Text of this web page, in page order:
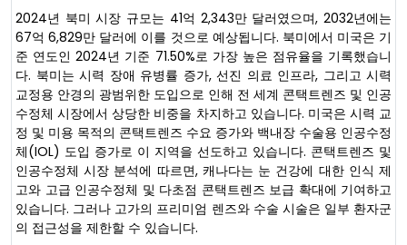
2024년 북미 시장 규모는 41억 2,343만 달러였으며, 2032년에는
67억 6,829만 달러에 이를 것으로 예상됩니다. 북미에서 미국은 기
준 연도인 2024년 기준 71.50%로 가장 높은 점유율을 기록했습니
다. 북미는 시력 장애 유병률 증가, 선진 의료 인프라, 그리고 시력
교정용 안경의 광범위한 도입으로 인해 전 세계 콘택트렌즈 및 인공
수정체 시장에서 상당한 비중을 차지하고 있습니다. 미국은 시력 교
정 및 미용 목적의 콘택트렌즈 수요 증가와 백내장 수술용 인공수정
체(IOL) 도입 증가로 이 지역을 선도하고 있습니다. 콘택트렌즈 및
인공수정체 시장 분석에 따르면, 캐나다는 눈 건강에 대한 인식 제
고와 고급 인공수정체 및 다초점 콘택트렌즈 보급 확대에 기여하고
있습니다. 그러나 고가의 프리미엄 렌즈와 수술 시술은 일부 환자군
의 접근성을 제한할 수 있습니다.